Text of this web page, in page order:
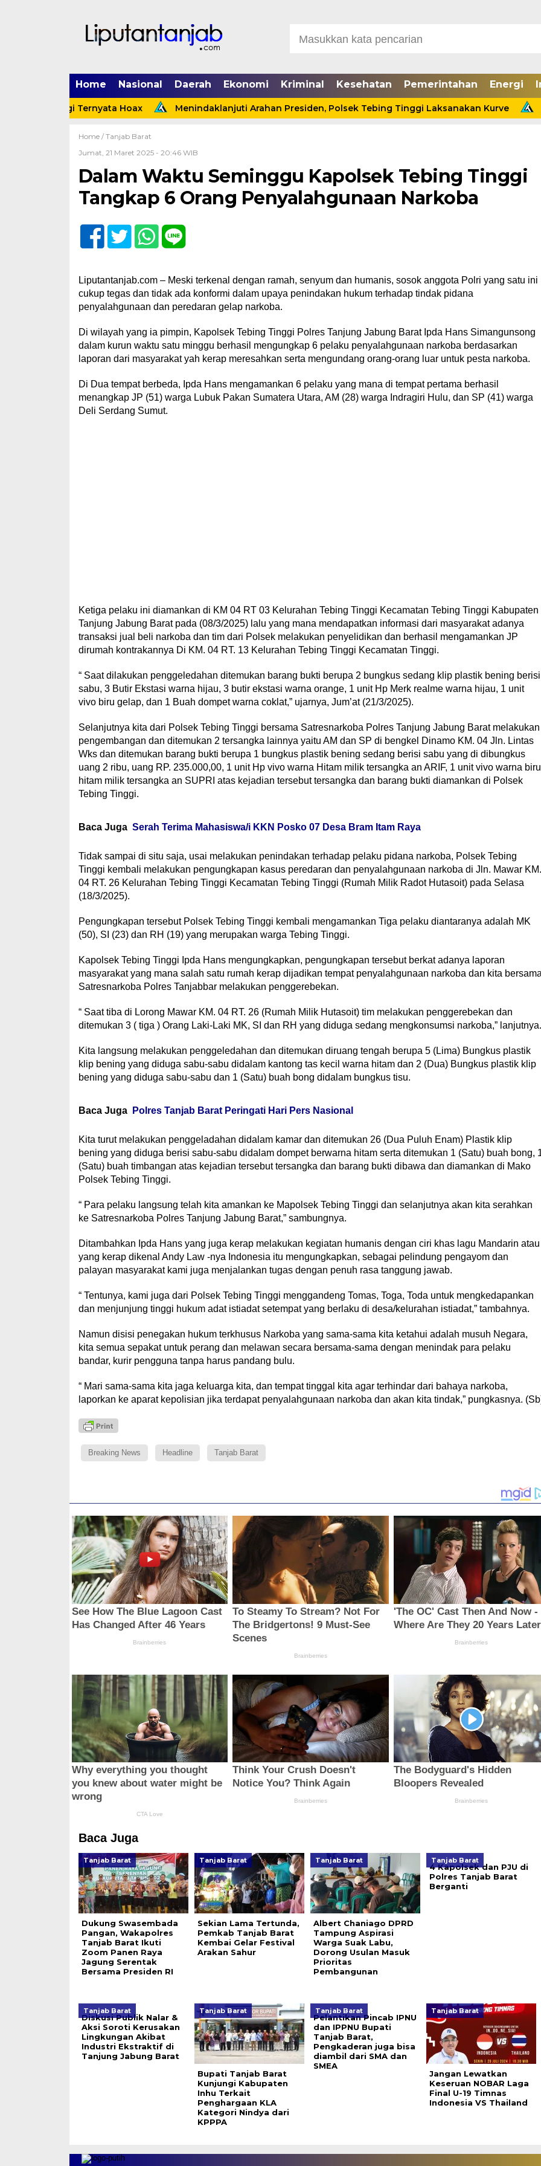
Home Nasional Daerah Ekonomi Kriminal Kesehatan Pemerintahan Energi
Tinggi Ternyata Hoax Menindaklanjuti Arahan Presiden, Polsek Tebing Tinggi Laksanakan Kurve
Home / Tanjab Barat
Jumat, 21 Maret 2025 - 20:46 WIB
Dalam Waktu Seminggu Kapolsek Tebing Tinggi
Tangkap 6 Orang Penyalahgunaan Narkoba
Liputantanjab.com – Meski terkenal dengan ramah, senyum dan humanis, sosok anggota Polri yang satu ini
cukup tegas dan tidak ada konformi dalam upaya penindakan hukum terhadap tindak pidana
penyalahgunaan dan peredaran gelap narkoba.
Di wilayah yang ia pimpin, Kapolsek Tebing Tinggi Polres Tanjung Jabung Barat Ipda Hans Simangunsong
dalam kurun waktu satu minggu berhasil mengungkap 6 pelaku penyalahgunaan narkoba berdasarkan
laporan dari masyarakat yah kerap meresahkan serta mengundang orang-orang luar untuk pesta narkoba.
Di Dua tempat berbeda, Ipda Hans mengamankan 6 pelaku yang mana di tempat pertama berhasil
menangkap JP (51) warga Lubuk Pakan Sumatera Utara, AM (28) warga Indragiri Hulu, dan SP (41) warga
Deli Serdang Sumut.
Ketiga pelaku ini diamankan di KM 04 RT 03 Kelurahan Tebing Tinggi Kecamatan Tebing Tinggi Kabupaten
Tanjung Jabung Barat pada (08/3/2025) lalu yang mana mendapatkan informasi dari masyarakat adanya
transaksi jual beli narkoba dan tim dari Polsek melakukan penyelidikan dan berhasil mengamankan JP
dirumah kontrakannya Di KM. 04 RT. 13 Kelurahan Tebing Tinggi Kecamatan Tinggi.
“ Saat dilakukan penggeledahan ditemukan barang bukti berupa 2 bungkus sedang klip plastik bening berisi
sabu, 3 Butir Ekstasi warna hijau, 3 butir ekstasi warna orange, 1 unit Hp Merk realme warna hijau, 1 unit
vivo biru gelap, dan 1 Buah dompet warna coklat,” ujarnya, Jum’at (21/3/2025).
Selanjutnya kita dari Polsek Tebing Tinggi bersama Satresnarkoba Polres Tanjung Jabung Barat melakukan
pengembangan dan ditemukan 2 tersangka lainnya yaitu AM dan SP di bengkel Dinamo KM. 04 Jln. Lintas
Wks dan ditemukan barang bukti berupa 1 bungkus plastik bening sedang berisi sabu yang di dibungkus
uang 2 ribu, uang RP. 235.000,00, 1 unit Hp vivo warna Hitam milik tersangka an ARIF, 1 unit vivo warna biru
hitam milik tersangka an SUPRI atas kejadian tersebut tersangka dan barang bukti diamankan di Polsek
Tebing Tinggi.
Baca Juga Serah Terima Mahasiswa/i KKN Posko 07 Desa Bram Itam Raya
Tidak sampai di situ saja, usai melakukan penindakan terhadap pelaku pidana narkoba, Polsek Tebing
Tinggi kembali melakukan pengungkapan kasus peredaran dan penyalahgunaan narkoba di Jln. Mawar KM.
04 RT. 26 Kelurahan Tebing Tinggi Kecamatan Tebing Tinggi (Rumah Milik Radot Hutasoit) pada Selasa
(18/3/2025).
Pengungkapan tersebut Polsek Tebing Tinggi kembali mengamankan Tiga pelaku diantaranya adalah MK
(50), SI (23) dan RH (19) yang merupakan warga Tebing Tinggi.
Kapolsek Tebing Tinggi Ipda Hans mengungkapkan, pengungkapan tersebut berkat adanya laporan
masyarakat yang mana salah satu rumah kerap dijadikan tempat penyalahgunaan narkoba dan kita
Satresnarkoba Polres Tanjabbar melakukan penggerebekan.
“ Saat tiba di Lorong Mawar KM. 04 RT. 26 (Rumah Milik Hutasoit) tim melakukan penggerebekan dan
ditemukan 3 ( tiga ) Orang Laki-Laki MK, SI dan RH yang diduga sedang mengkonsumsi narkoba,” lanjutnya.
Kita langsung melakukan penggeledahan dan ditemukan diruang tengah berupa 5 (Lima) Bungkus plastik
klip bening yang diduga sabu-sabu didalam kantong tas kecil warna hitam dan 2 (Dua) Bungkus plastik klip
bening yang diduga sabu-sabu dan 1 (Satu) buah bong didalam bungkus tisu.
Baca Juga Polres Tanjab Barat Peringati Hari Pers Nasional
Kita turut melakukan penggeladahan didalam kamar dan ditemukan 26 (Dua Puluh Enam) Plastik klip
bening yang diduga berisi sabu-sabu didalam dompet berwarna hitam serta ditemukan 1 (Satu) buah bong,
(Satu) buah timbangan atas kejadian tersebut tersangka dan barang bukti dibawa dan diamankan di Mako
Polsek Tebing Tinggi.
“ Para pelaku langsung telah kita amankan ke Mapolsek Tebing Tinggi dan selanjutnya akan kita serahkan
ke Satresnarkoba Polres Tanjung Jabung Barat,” sambungnya.
Ditambahkan Ipda Hans yang juga kerap melakukan kegiatan humanis dengan ciri khas lagu Mandarin atau
yang kerap dikenal Andy Law -nya Indonesia itu mengungkapkan, sebagai pelindung pengayom dan
palayan masyarakat kami juga menjalankan tugas dengan penuh rasa tanggung jawab.
“ Tentunya, kami juga dari Polsek Tebing Tinggi menggandeng Tomas, Toga, Toda untuk mengkedapankan
dan menjunjung tinggi hukum adat istiadat setempat yang berlaku di desa/kelurahan istiadat,” tambahnya.
Namun disisi penegakan hukum terkhusus Narkoba yang sama-sama kita ketahui adalah musuh Negara,
kita semua sepakat untuk perang dan melawan secara bersama-sama dengan menindak para pelaku
bandar, kurir pengguna tanpa harus pandang bulu.
“ Mari sama-sama kita jaga keluarga kita, dan tempat tinggal kita agar terhindar dari bahaya narkoba,
laporkan ke aparat kepolisian jika terdapat penyalahgunaan narkoba dan akan kita tindak,” pungkasnya.
Breaking News Headline Tanjab Barat
Baca Juga
Tanjab Barat
Dukung Swasembada
Pangan, Wakapolres
Tanjab Barat Ikuti
Zoom Panen Raya
Jagung Serentak
Bersama Presiden RI
Tanjab Barat
Sekian Lama Tertunda,
Pemkab Tanjab Barat
Kembai Gelar Festival
Arakan Sahur
Tanjab Barat
Albert Chaniago DPRD
Tampung Aspirasi
Warga Suak Labu,
Dorong Usulan Masuk
Prioritas
Pembangunan
Tanjab Barat
4 Kapolsek dan PJU di
Polres Tanjab Barat
Berganti
Tanjab Barat
Diskusi Publik Nalar &
Aksi Soroti Kerusakan
Lingkungan Akibat
Industri Ekstraktif di
Tanjung Jabung Barat
Tanjab Barat
Bupati Tanjab Barat
Kunjungi Kabupaten
Inhu Terkait
Penghargaan KLA
Kategori Nindya dari
KPPPA
Tanjab Barat
Pelantikan Pincab IPNU
dan IPPNU Bupati
Tanjab Barat,
Pengkaderan juga bisa
diambil dari SMA dan
SMEA
Tanjab Barat
Jangan Lewatkan
Keseruan NOBAR Laga
Final U-19 Timnas
Indonesia VS Thailand